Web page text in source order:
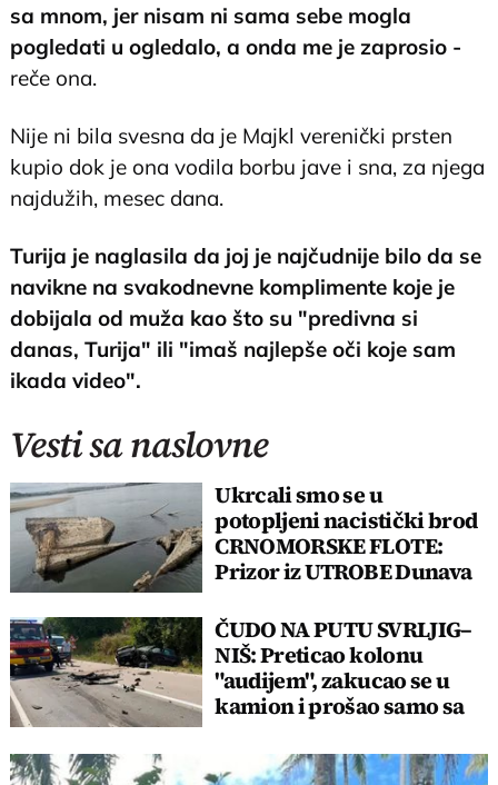
sa mnom, jer nisam ni sama sebe mogla
pogledati u ogledalo, a onda me je zaprosio -
reče ona.
Nije ni bila svesna da je Majkl verenički prsten
kupio dok je ona vodila borbu jave i sna, za njega
najdužih, mesec dana.
Turija je naglasila da joj je najčudnije bilo da se
navikne na svakodnevne komplimente koje je
dobijala od muža kao što su "predivna si
danas, Turija" ili "imaš najlepše oči koje sam
ikada video".
Vesti sa naslovne
Ukrcali smo se u
potopljeni nacistički brod
CRNOMORSKE FLOTE:
Prizor iz UTROBE Dunava
ČUDO NA PUTU SVRLJIG–
NIŠ: Preticao kolonu
"audijem", zakucao se u
kamion i prošao samo sa